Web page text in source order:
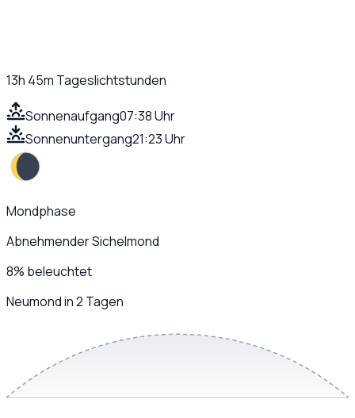
13h 45m Tageslichtstunden
Sonnenaufgang07:38 Uhr
Sonnenuntergang21:23 Uhr
Mondphase
Abnehmender Sichelmond
8% beleuchtet
Neumond in 2 Tagen